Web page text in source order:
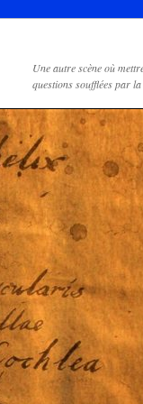
Une autre scène où
questions soufflées par